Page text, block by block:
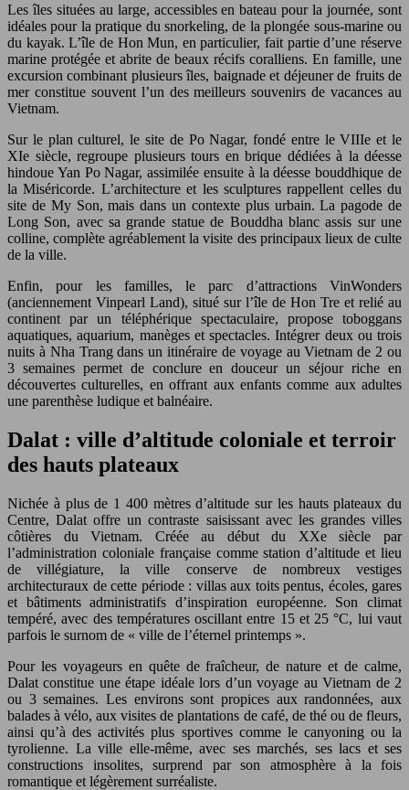
Les îles situées au large, accessibles en bateau pour la journée, sont
idéales pour la pratique du snorkeling, de la plongée sous-marine ou
du kayak. L’île de Hon Mun, en particulier, fait partie d’une réserve
marine protégée et abrite de beaux récifs coralliens. En famille, une
excursion combinant plusieurs îles, baignade et déjeuner de fruits de
mer constitue souvent l’un des meilleurs souvenirs de vacances au
Vietnam.
Sur le plan culturel, le site de Po Nagar, fondé entre le VIIIe et le
XIe siècle, regroupe plusieurs tours en brique dédiées à la déesse
hindoue Yan Po Nagar, assimilée ensuite à la déesse bouddhique de
la Miséricorde. L’architecture et les sculptures rappellent celles du
site de My Son, mais dans un contexte plus urbain. La pagode de
Long Son, avec sa grande statue de Bouddha blanc assis sur une
colline, complète agréablement la visite des principaux lieux de culte
de la ville.
Enfin, pour les familles, le parc d’attractions VinWonders
(anciennement Vinpearl Land), situé sur l’île de Hon Tre et relié au
continent par un téléphérique spectaculaire, propose toboggans
aquatiques, aquarium, manèges et spectacles. Intégrer deux ou trois
nuits à Nha Trang dans un itinéraire de voyage au Vietnam de 2 ou
3 semaines permet de conclure en douceur un séjour riche en
découvertes culturelles, en offrant aux enfants comme aux adultes
une parenthèse ludique et balnéaire.
Dalat : ville d’altitude coloniale et terroir
des hauts plateaux
Nichée à plus de 1 400 mètres d’altitude sur les hauts plateaux du
Centre, Dalat offre un contraste saisissant avec les grandes villes
côtières du Vietnam. Créée au début du XXe siècle par
l’administration coloniale française comme station d’altitude et lieu
de villégiature, la ville conserve de nombreux vestiges
architecturaux de cette période : villas aux toits pentus, écoles, gares
et bâtiments administratifs d’inspiration européenne. Son climat
tempéré, avec des températures oscillant entre 15 et 25 °C, lui vaut
parfois le surnom de « ville de l’éternel printemps ».
Pour les voyageurs en quête de fraîcheur, de nature et de calme,
Dalat constitue une étape idéale lors d’un voyage au Vietnam de 2
ou 3 semaines. Les environs sont propices aux randonnées, aux
balades à vélo, aux visites de plantations de café, de thé ou de fleurs,
ainsi qu’à des activités plus sportives comme le canyoning ou la
tyrolienne. La ville elle-même, avec ses marchés, ses lacs et ses
constructions insolites, surprend par son atmosphère à la fois
romantique et légèrement surréaliste.